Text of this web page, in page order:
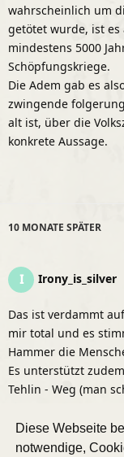
Diese Webseite
notwendige,
wahrscheinlich um
getötet wurde, ist es
mindestens 5000
Schöpfungskriege.
Die Adem gab es
zwingende
alt ist, über die
konkrete Aussage.
10 MONATE SPÄTER
I Irony_is_silver
Das ist verdammt
mir total und es
Hammer die
Es unterstützt
Tehlin - Weg (man
derselbe gewesen